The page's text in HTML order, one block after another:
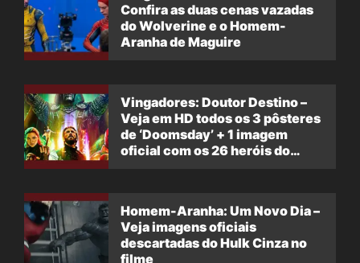
Confira as duas cenas vazadas
do Wolverine e o Homem-
Aranha de Maguire
Vingadores: Doutor Destino –
Veja em HD todos os 3 pôsteres
de ‘Doomsday’ + 1 imagem
oficial com os 26 heróis do
Homem-Aranha: Um Novo Dia –
Veja imagens oficiais
descartadas do Hulk Cinza no
filme